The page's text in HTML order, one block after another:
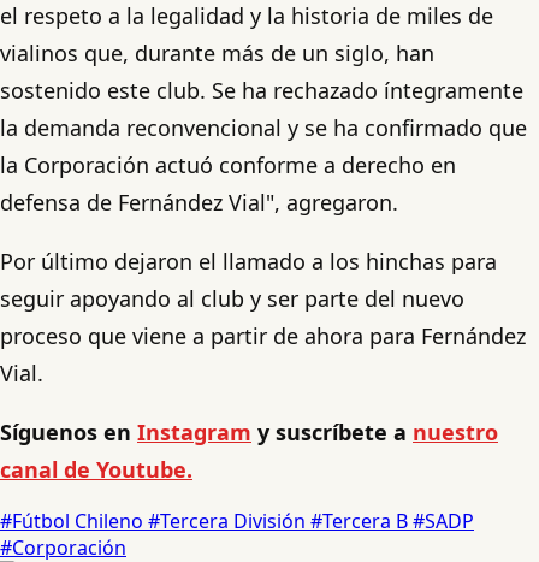
el respeto a la legalidad y la historia de miles de
vialinos que, durante más de un siglo, han
sostenido este club. Se ha rechazado íntegramente
la demanda reconvencional y se ha confirmado que
la Corporación actuó conforme a derecho en
defensa de Fernández Vial", agregaron.
Por último dejaron el llamado a los hinchas para
seguir apoyando al club y ser parte del nuevo
proceso que viene a partir de ahora para Fernández
Vial.
Síguenos en Instagram y suscríbete a nuestro
canal de Youtube.
#Fútbol Chileno #Tercera División #Tercera B#SADP
#Corporación